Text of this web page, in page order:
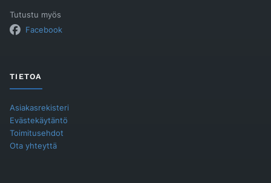
Tutustu myös
Facebook
TIETOA
Asiakasrekisteri
Evästekäytäntö
Toimitusehdot
Ota yhteyttä